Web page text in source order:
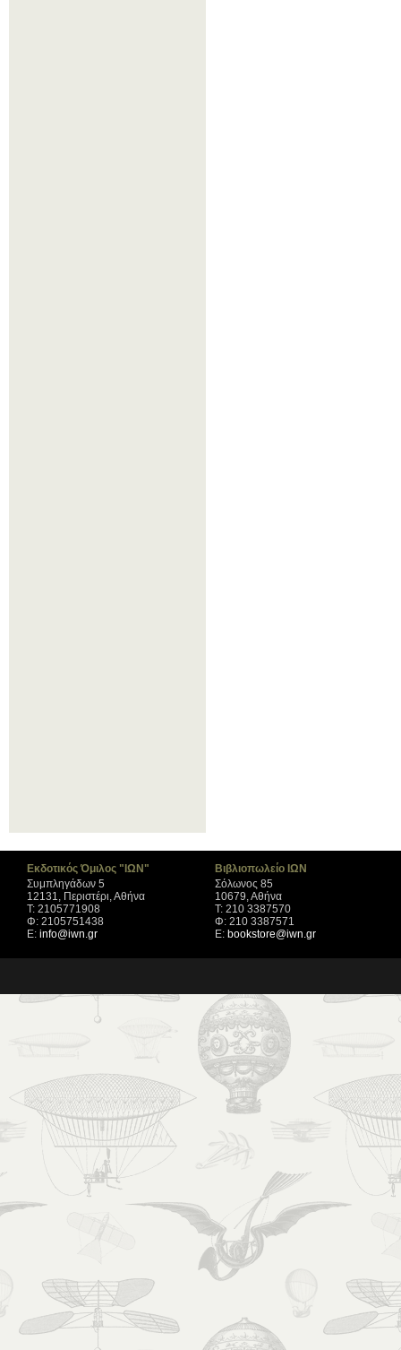
Εκδοτικός Όμιλος "ΙΩΝ"
Συμπληγάδων 5
12131, Περιστέρι, Αθήνα
Τ: 2105771908
Φ: 2105751438
Ε: info@iwn.gr
Βιβλιοπωλείο ΙΩΝ
Σόλωνος 85
10679, Αθήνα
Τ: 210 3387570
Φ: 210 3387571
Ε: bookstore@iwn.gr